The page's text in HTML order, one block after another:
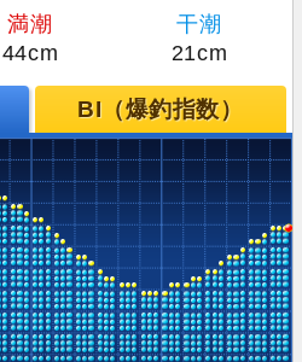
満潮
干潮
44cm
21cm
BI（爆釣指数）